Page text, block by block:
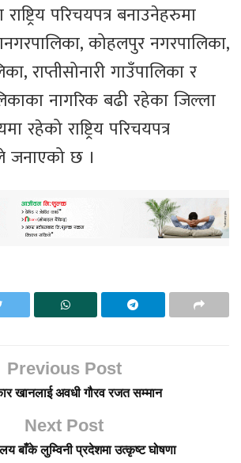
परिचयपत्र बनाउनेहरुमा
कोहलपुर नगरपालिका,
राप्तीसोनारी गाउँपालिका र
नागरिक बढी रहेका जिल्ला
रहेको राष्ट्रिय परिचयपत्र
जनाएको छ ।
Previous Post
खानलाई अवधी गौरव रजत सम्मान
Next Post
बाँके लुम्विनी प्रदेशमा उत्कृष्ट घोषणा